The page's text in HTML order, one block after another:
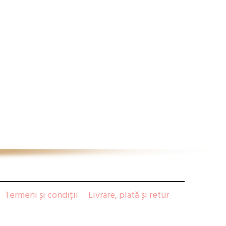
Termeni și condiții Livrare, plată și retur